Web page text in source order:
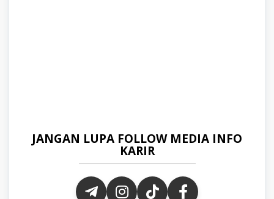
JANGAN LUPA FOLLOW MEDIA INFO
KARIR